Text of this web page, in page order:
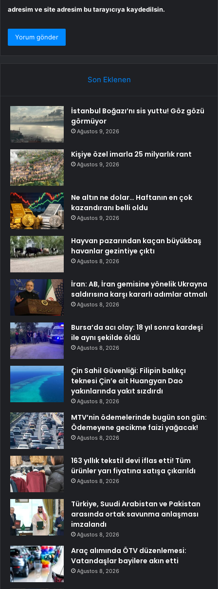
adresim ve site adresim bu tarayıcıya kaydedilsin.
Son Eklenen
İstanbul Boğazı’nı sis yuttu! Göz gözü
görmüyor
Ağustos 9, 2026
Kişiye özel imarla 25 milyarlık rant
Ağustos 9, 2026
Ne altın ne dolar… Haftanın en çok
kazandıranı belli oldu
Ağustos 9, 2026
Hayvan pazarından kaçan büyükbaş
havanlar gezintiye çıktı
Ağustos 8, 2026
İran: AB, İran gemisine yönelik Ukrayna
saldırısına karşı kararlı adımlar atmalı
Ağustos 8, 2026
Bursa’da acı olay: 18 yıl sonra kardeşi
ile aynı şekilde öldü
Ağustos 8, 2026
Çin Sahil Güvenliği: Filipin balıkçı
teknesi Çin’e ait Huangyan Dao
yakınlarında yakıt sızdırdı
Ağustos 8, 2026
MTV’nin ödemelerinde bugün son gün:
Ödemeyene gecikme faizi yağacak!
Ağustos 8, 2026
163 yıllık tekstil devi iflas etti! Tüm
ürünler yarı fiyatına satışa çıkarıldı
Ağustos 8, 2026
Türkiye, Suudi Arabistan ve Pakistan
arasında ortak savunma anlaşması
imzalandı
Ağustos 8, 2026
Araç alımında ÖTV düzenlemesi:
Vatandaşlar bayilere akın etti
Ağustos 8, 2026